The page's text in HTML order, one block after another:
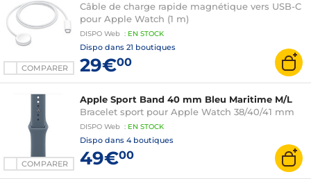
COMPARER
Câble de charge rapide magnétique vers USB-C
pour Apple Watch (1 m)
DISPO Web : EN STOCK
Dispo dans 21 boutiques
29€00
COMPARER
Apple Sport Band 40 mm Bleu Maritime M/L
Bracelet sport pour Apple Watch 38/40/41 mm
DISPO Web : EN STOCK
Dispo dans 4 boutiques
49€00